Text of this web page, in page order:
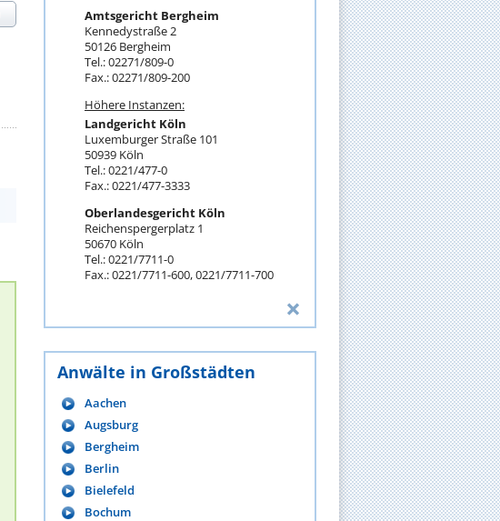
Amtsgericht Bergheim
Kennedystraße 2
50126 Bergheim
Tel.: 02271/809-0
Fax.: 02271/809-200
Höhere Instanzen:
Landgericht Köln
Luxemburger Straße 101
50939 Köln
Tel.: 0221/477-0
Fax.: 0221/477-3333
Oberlandesgericht Köln
Reichenspergerplatz 1
50670 Köln
Tel.: 0221/7711-0
Fax.: 0221/7711-600, 0221/7711-700
Anwälte in Großstädten
Aachen
Augsburg
Bergheim
Berlin
Bielefeld
Bochum